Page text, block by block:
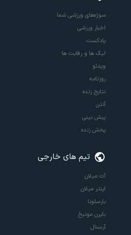
سوژه‌های ورزشی شما
اخبار ورزشی
پادکست
لیگ ها و رقابت ها
ویدئو
روزنامه
نتایج زنده
آنتن
پیش بینی
پخش زنده
تیم های خارجی
آث میلان
اینتر میلان
بارسلونا
بایرن مونیخ
آرسنال